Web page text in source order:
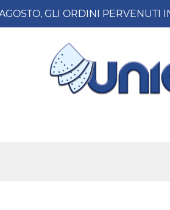
GLI ORDINI